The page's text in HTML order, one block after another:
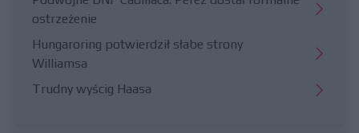
ostrzeżenie
Hungaroring potwierdził słabe strony
Williamsa
Trudny wyścig Haasa